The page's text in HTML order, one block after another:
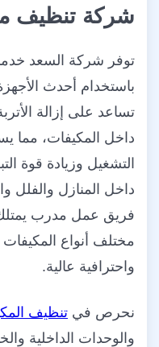
شركة تنظيف
توفر شركة السعد
باستخدام أحدث
تساعد على إزالة
داخل المكيفات، مما
التشغيل وزيادة قوة
داخل المنازل والفلل
فريق عمل مدرب
مختلف أنواع المكيفات
واحترافية عالية.
نحرص في تنظيف
والوحدات الداخلية